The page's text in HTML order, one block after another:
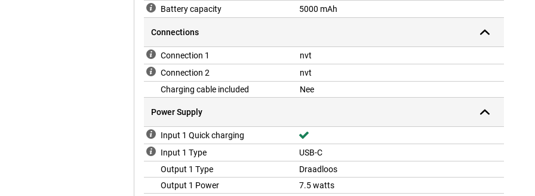
Battery capacity
5000 mAh
Connections
Connection 1
nvt
Connection 2
nvt
Charging cable included
Nee
Power Supply
Input 1 Quick charging
Input 1 Type
USB-C
Output 1 Type
Draadloos
Output 1 Power
7.5 watts